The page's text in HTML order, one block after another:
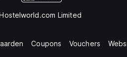
Limited
Coupons Vouchers